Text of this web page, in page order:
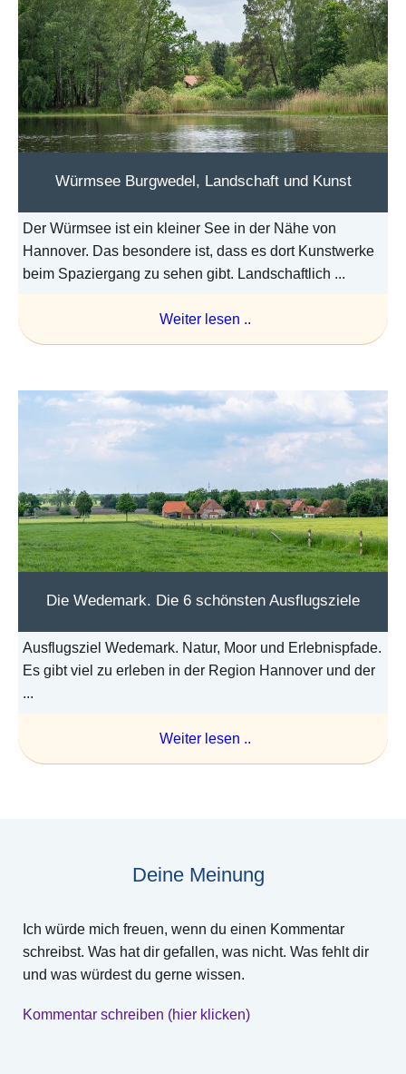
Würmsee Burgwedel, Landschaft und Kunst
Der Würmsee ist ein kleiner See in der Nähe von
Hannover. Das besondere ist, dass es dort Kunstwerke
beim Spaziergang zu sehen gibt. Landschaftlich ...
Weiter lesen ..
Die Wedemark. Die 6 schönsten Ausflugsziele
Ausflugsziel Wedemark. Natur, Moor und Erlebnispfade.
Es gibt viel zu erleben in der Region Hannover und der
...
Weiter lesen ..
Deine Meinung
Ich würde mich freuen, wenn du einen Kommentar
schreibst. Was hat dir gefallen, was nicht. Was fehlt dir
und was würdest du gerne wissen.
Kommentar schreiben (hier klicken)